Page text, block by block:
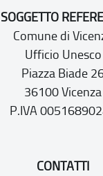
SOGGETTO
Comune di
Ufficio Unesco
Piazza Biade
36100 Vicenza
P.IVA
CONTATTI